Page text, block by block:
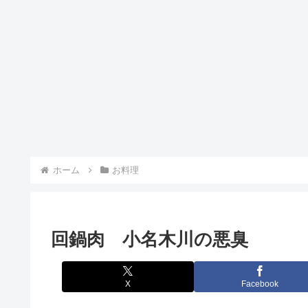
ホーム お料理
回鍋肉 小名木川の悪臭
X Facebook